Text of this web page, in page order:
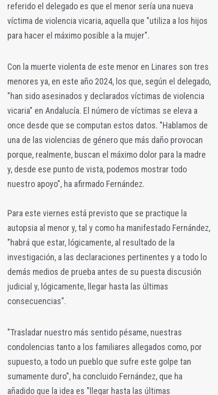
referido el delegado es que el menor sería una nueva
víctima de violencia vicaria, aquella que "utiliza a los hijos
para hacer el máximo posible a la mujer".
Con la muerte violenta de este menor en Linares son tres
menores ya, en este año 2024, los que, según el delegado,
"han sido asesinados y declarados víctimas de violencia
vicaria" en Andalucía. El número de víctimas se eleva a
once desde que se computan estos datos. "Hablamos de
una de las violencias de género que más daño provocan
porque, realmente, buscan el máximo dolor para la madre
y, desde ese punto de vista, podemos mostrar todo
nuestro apoyo", ha afirmado Fernández.
Para este viernes está previsto que se practique la
autopsia al menor y, tal y como ha manifestado Fernández,
"habrá que estar, lógicamente, al resultado de la
investigación, a las declaraciones pertinentes y a todo lo
demás medios de prueba antes de su puesta discusión
judicial y, lógicamente, llegar hasta las últimas
consecuencias".
"Trasladar nuestro más sentido pésame, nuestras
condolencias tanto a los familiares allegados como, por
supuesto, a todo un pueblo que sufre este golpe tan
sumamente duro", ha concluido Fernández, que ha
añadido que la idea es "llegar hasta las últimas